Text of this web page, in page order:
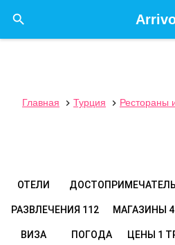

Главная  Турция  Рестораны
ОТЕЛИ
РАЗВЛЕЧЕНИЯ 112 МАГАЗИНЫ
ВИЗА ПОГОДА ЦЕНЫ 1